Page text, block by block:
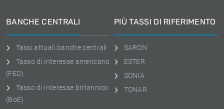
BANCHE CENTRALI
Tassi attuali banche centrali
Tasso di interesse americano
(FED)
Tasso di interesse britannico
(BoE)
PIÙ TASSI DI RIFERIMENTO
SARON
ESTER
SONIA
TONAR